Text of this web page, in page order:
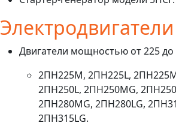
Двигатели мощностью от 225 до
2ПН225M, 2ПН225L,
2ПН250L, 2ПН250MG,
2ПН280MG, 2ПН280LG,
2ПН315LG.